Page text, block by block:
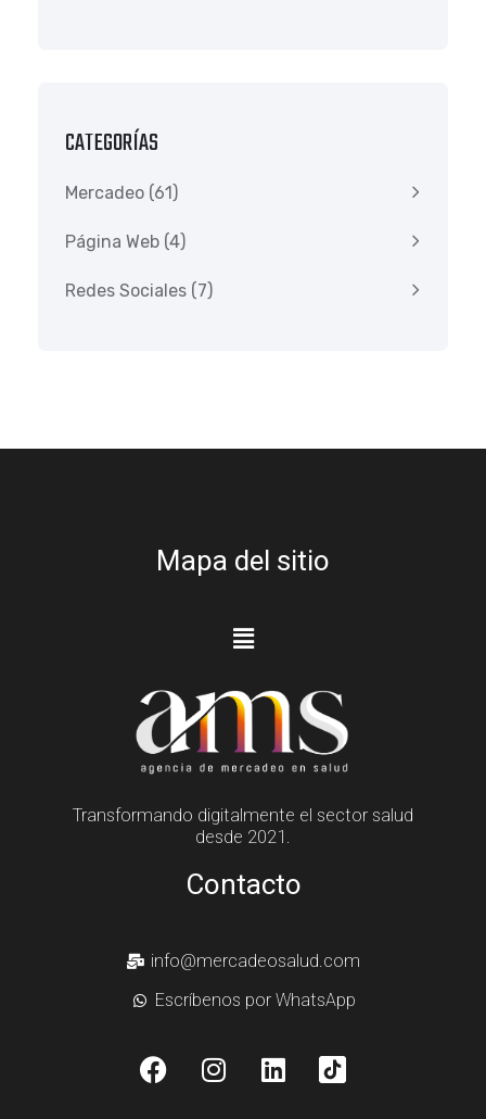
CATEGORÍAS
Mercadeo (61)
Página Web (4)
Redes Sociales (7)
Mapa del sitio
Transformando digitalmente el sector salud
desde 2021.
Contacto
info@mercadeosalud.com
Escríbenos por WhatsApp